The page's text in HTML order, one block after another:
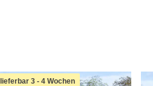
3 - 4 Wochen